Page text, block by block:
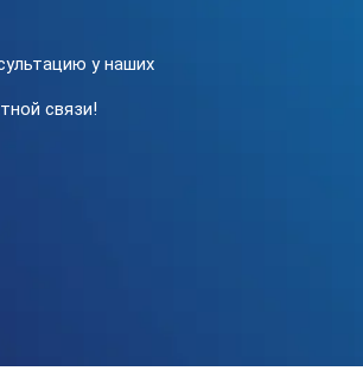
у наших
связи!